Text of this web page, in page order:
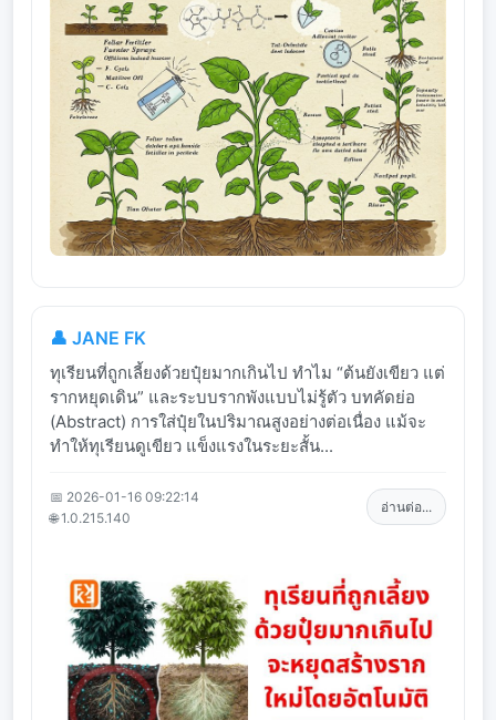
👤 JANE FK
ทุเรียนที่ถูกเลี้ยงด้วยปุ๋ยมากเกินไป ทำไม “ต้นยังเขียว แต่
รากหยุดเดิน” และระบบรากพังแบบไม่รู้ตัว บทคัดย่อ
(Abstract) การใส่ปุ๋ยในปริมาณสูงอย่างต่อเนื่อง แม้จะ
ทำให้ทุเรียนดูเขียว แข็งแรงในระยะสั้น...
📅 2026-01-16 09:22:14
🌐 1.0.215.140
อ่านต่อ...